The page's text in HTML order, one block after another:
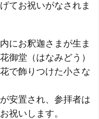
てお祝いがなされま
にお釈迦さまが生ま
御堂（はなみどう）
で飾りつけた小さな
安置され、参拝者は
祝いします。